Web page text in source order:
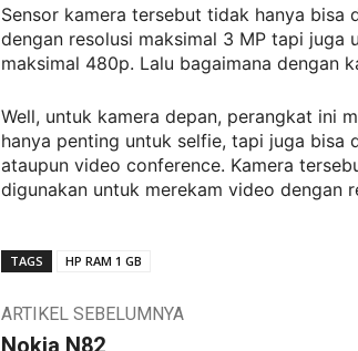
Sensor kamera tersebut tidak hanya bisa
dengan resolusi maksimal 3 MP tapi juga
maksimal 480p. Lalu bagaimana dengan
Well, untuk kamera depan, perangkat ini
hanya penting untuk selfie, tapi juga bisa
ataupun video conference. Kamera
digunakan untuk merekam video dengan
TAGS HP RAM 1 GB
ARTIKEL SEBELUMNYA
Nokia N82